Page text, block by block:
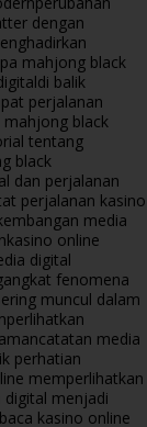
dengan
mahjong black
di balik
perjalanan
mahjong black
tentang
black
dan perjalanan
perjalanan kasino
media
kasino online
digital
fenomena
muncul dalam
catatan media
perhatian
memperlihatkan
digital menjadi
kasino online